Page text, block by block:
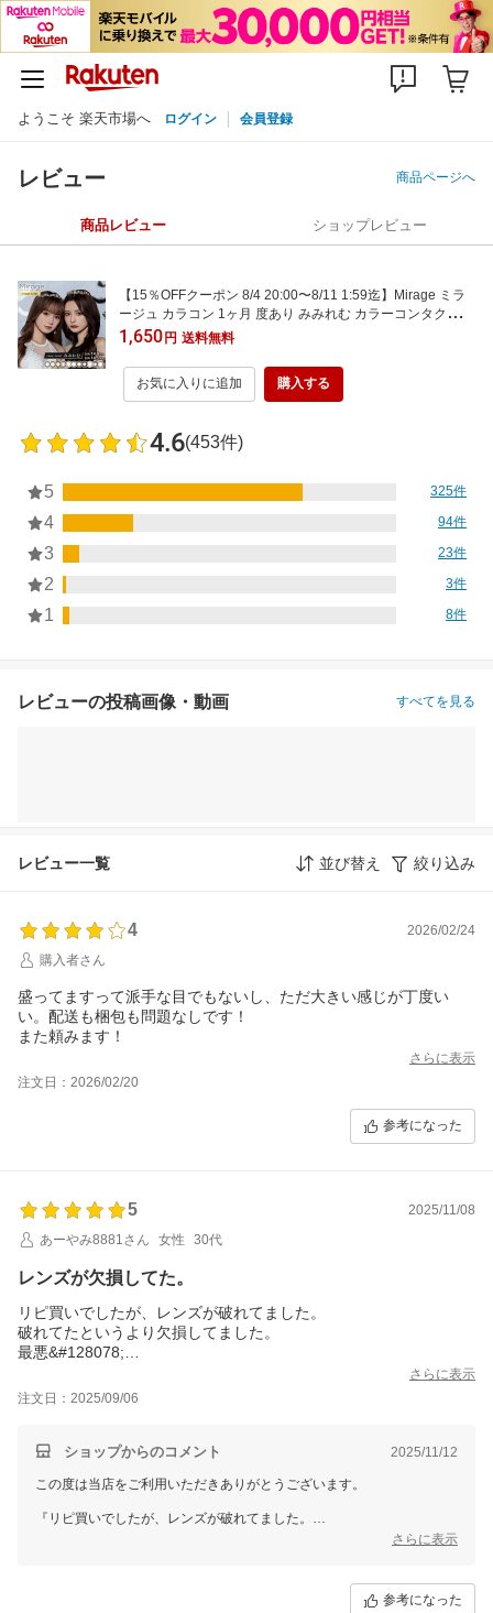
ようこそ 楽天市場へ ログイン 会員登録
レビュー 商品ページへ
商品レビュー ショップレビュー
【15％OFFクーポン 8/4 20:00〜8/11 1:59迄】Mirage ミラ
ージュ カラコン 1ヶ月 度あり みみれむ カラーコンタクト
カラーコンタクトレンズ 1month ワンマンス 低含水 UVカッ
ト 高発色 ギャル 大きめ フチあり 太フチ 細フチ ブラウン ブ
ラック グレー 1箱2枚入り
1,650円 送料無料
お気に入りに追加 購入する
4.6(453件)
5 325件
4 94件
3 23件
2 3件
1 8件
レビューの投稿画像・動画 すべてを見る
レビュー一覧 並び替え 絞り込み
4
2026/02/24
購入者さん
盛ってますって派手な目でもないし、ただ大きい感じが丁度い
い。配送も梱包も問題なしです！
また頼みます！
さらに表示
注文日：2026/02/20
参考になった
5
2025/11/08
あーやみ8881さん
女性 30代
レンズが欠損してた。
リピ買いでしたが、レンズが破れてました。
破れてたというより欠損してました。
最悪&#128078;
今日から旅行やし予備もないので仕方ないから着けて行くが最低
最悪。と書いてましたが…
さらに表示
注文日：2025/09/06
ショップからのコメント 2025/11/12
この度は当店をご利用いただきありがとうございます。
『リピ買いでしたが、レンズが破れてました。
』とのことで、お客様には大変ご迷惑をおかけし誠に申し訳ございませ
さらに表示
参考になった